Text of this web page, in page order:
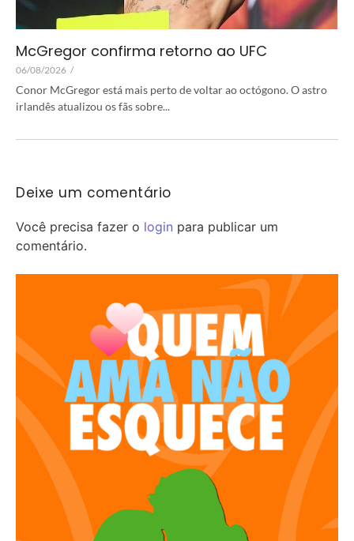
McGregor confirma retorno ao UFC
06/08/2026 /
Conor McGregor está mais perto de voltar ao octógono. O astro
irlandês atualizou os fãs sobre...
Deixe um comentário
Você precisa fazer o login para publicar um
comentário.